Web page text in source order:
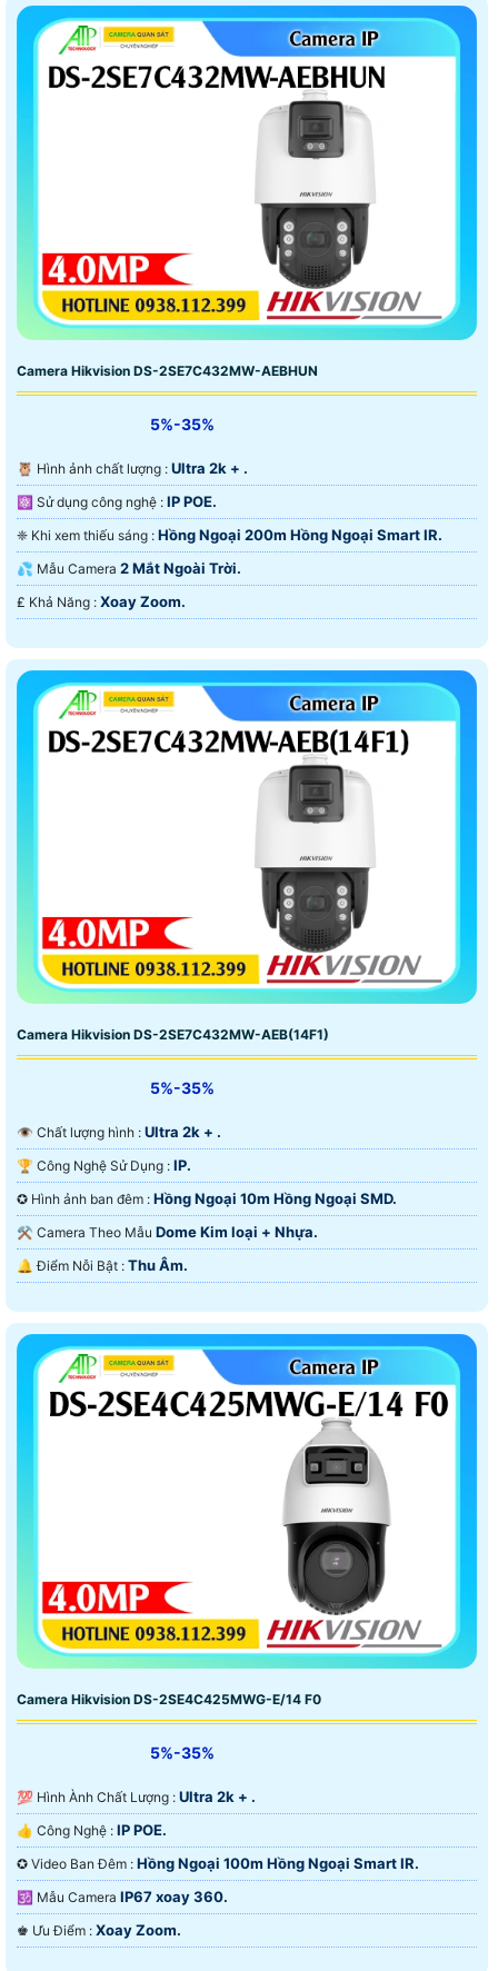
Camera Hikvision DS-2SE7C432MW-AEBHUN
5%-35%
🦉 Hình ảnh chất lượng : Ultra 2k + .
⚛️ Sử dụng công nghệ : IP POE.
❈ Khi xem thiếu sáng : Hồng Ngoại 200m Hồng Ngoại Smart IR.
💦 Mẫu Camera 2 Mắt Ngoài Trời.
️₤ Khả Năng : Xoay Zoom.
Camera Hikvision DS-2SE7C432MW-AEB(14F1)
5%-35%
👁 Chất lượng hình : Ultra 2k + .
🏆 Công Nghệ Sử Dụng : IP.
✪ Hình ảnh ban đêm : Hồng Ngoại 10m Hồng Ngoại SMD.
⚒ Camera Theo Mẫu Dome Kim loại + Nhựa.
️🔔 Điểm Nỗi Bật : Thu Âm.
Camera Hikvision DS-2SE4C425MWG-E/14 F0
5%-35%
💯 Hình Ành Chất Lượng : Ultra 2k + .
👍 Công Nghệ : IP POE.
✪ Video Ban Đêm : Hồng Ngoại 100m Hồng Ngoại Smart IR.
🕉️ Mẫu Camera IP67 xoay 360.
️♚ Ưu Điểm : Xoay Zoom.